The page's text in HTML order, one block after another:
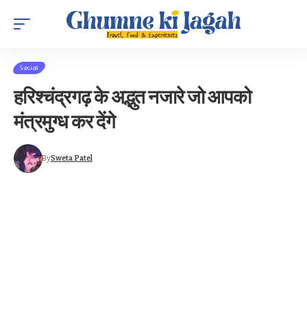
Social
हरिश्चंद्रगढ़ के अद्भुत नजारे जो आपको
मंत्रमुग्ध कर देंगे
BySweta Patel